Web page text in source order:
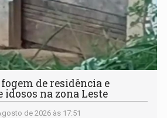
de residência e
idosos na zona Leste
de 2026 às 17:51